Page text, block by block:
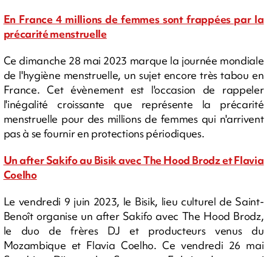
En France 4 millions de femmes sont frappées par la
précarité menstruelle
Ce dimanche 28 mai 2023 marque la journée mondiale
de l'hygiène menstruelle, un sujet encore très tabou en
France. Cet évènement est l'occasion de rappeler
l'inégalité croissante que représente la précarité
menstruelle pour des millions de femmes qui n'arrivent
pas à se fournir en protections périodiques.
Un after Sakifo au Bisik avec The Hood Brodz et Flavia
Coelho
Le vendredi 9 juin 2023, le Bisik, lieu culturel de Saint-
Benoît organise un after Sakifo avec The Hood Brodz,
le duo de frères DJ et producteurs venus du
Mozambique et Flavia Coelho. Ce vendredi 26 mai